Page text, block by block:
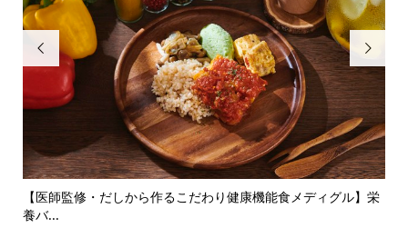

【医師監修・だしから作るこだわり健康機能食メディグル】栄
養バ...
